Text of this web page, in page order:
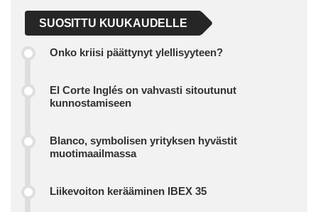
SUOSITTU KUUKAUDELLE
Onko kriisi päättynyt ylellisyyteen?
El Corte Inglés on vahvasti sitoutunut
kunnostamiseen
Blanco, symbolisen yrityksen hyvästit
muotimaailmassa
Liikevoiton kerääminen IBEX 35